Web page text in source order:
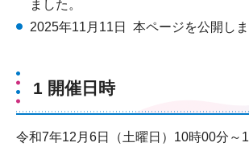
ました。
2025年11月11日 本ページを公開しま
1 開催日時
令和7年12月6日（土曜日）10時00分～